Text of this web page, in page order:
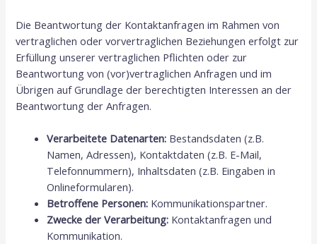
Die Beantwortung der Kontaktanfragen im Rahmen von
vertraglichen oder vorvertraglichen Beziehungen erfolgt zur
Erfüllung unserer vertraglichen Pflichten oder zur
Beantwortung von (vor)vertraglichen Anfragen und im
Übrigen auf Grundlage der berechtigten Interessen an der
Beantwortung der Anfragen.
Verarbeitete Datenarten: Bestandsdaten (z.B.
Namen, Adressen), Kontaktdaten (z.B. E-Mail,
Telefonnummern), Inhaltsdaten (z.B. Eingaben in
Onlineformularen).
Betroffene Personen: Kommunikationspartner.
Zwecke der Verarbeitung: Kontaktanfragen und
Kommunikation.